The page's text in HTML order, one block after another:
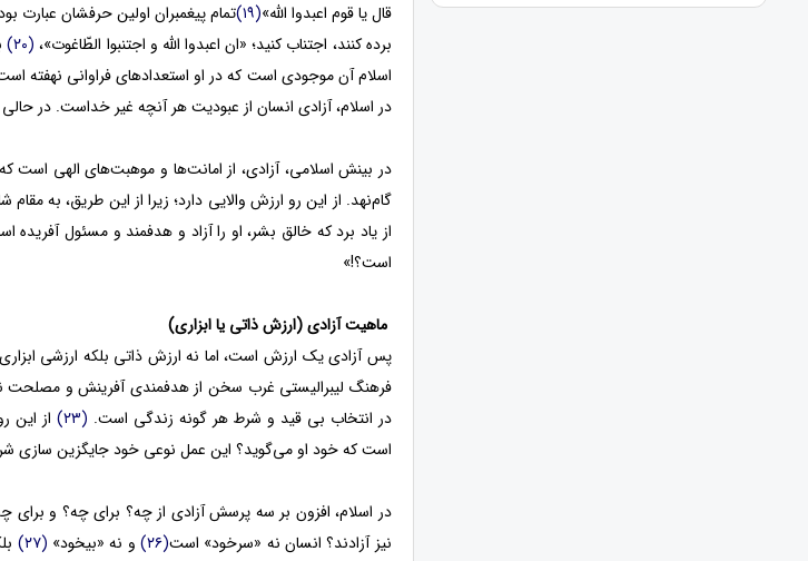
قال یا قوم اعبدوا الله»(۱۹)
تمام پیغمبران اولین حرفشان عبارت
برده کنند، اجتناب کنید؛ «ان اعبدوا الله و اجتنبوا الطّاغوت»، (۲۰)
اسلام آن موجودی است که در او استعدادهای فراوانی نهفته
در اسلام، ‌آزادی انسان از عبودیت هر آنچه غیر خداست. در
در بینش اسلامی، آزادی، از امانت‌ها و موهبت‌های الهی است
گام‌نهد. از این رو ارزش والایی دارد؛ زیرا از این طریق، به
از یاد برد که خالق بشر، او را آزاد و هدفمند و مسئول
است؟!»
ماهیت آزادی (ارزش ذاتی یا ابزاری)
پس آزادی یک ارزش است، اما نه ارزش ذاتی بلکه ارزشی
در انتخاب بی قید و شرط هر گونه زندگی است. (۲۳)
از این
است که خود او می‌گوید؟ این عمل نوعی خود جایگزین سازی
در اسلام، افزون بر سه پرسش آزادی از چه؟ برای چه؟ و برای
نیز آزادند؟ انسان نه «سرخود» است(۲۶) و نه «بیخود» (۲۷)